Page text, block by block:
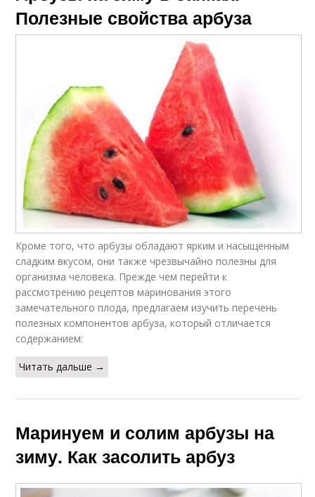
Полезные свойства арбуза
Кроме того, что арбузы обладают ярким и насыщенным
сладким вкусом, они также чрезвычайно полезны для
организма человека. Прежде чем перейти к
рассмотрению рецептов маринования этого
замечательного плода, предлагаем изучить перечень
полезных компонентов арбуза, который отличается
содержанием:
Читать дальше →
Маринуем и солим арбузы на
зиму. Как засолить арбуз